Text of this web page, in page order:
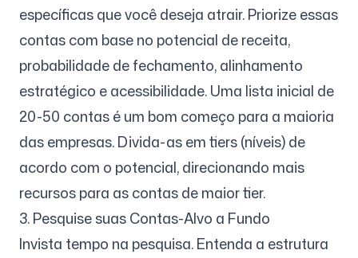
específicas que você deseja atrair. Priorize essas
contas com base no potencial de receita,
probabilidade de fechamento, alinhamento
estratégico e acessibilidade. Uma lista inicial de
20-50 contas é um bom começo para a maioria
das empresas. Divida-as em tiers (níveis) de
acordo com o potencial, direcionando mais
recursos para as contas de maior tier.
3. Pesquise suas Contas-Alvo a Fundo
Invista tempo na pesquisa. Entenda a estrutura